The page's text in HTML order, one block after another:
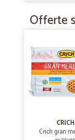
Offerte
CRICH
Crich gran